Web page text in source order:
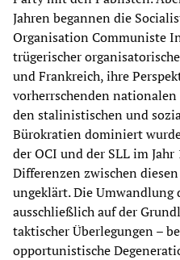
Jahren begannen die
Organisation Communiste
trügerischer
und Frankreich, ihre
vorherrschenden
den stalinistischen und
Bürokratien dominiert
der OCI und der SLL im
Differenzen zwischen
ungeklärt. Die Umwandlung
ausschließlich auf der
taktischer Überlegungen –
opportunistische